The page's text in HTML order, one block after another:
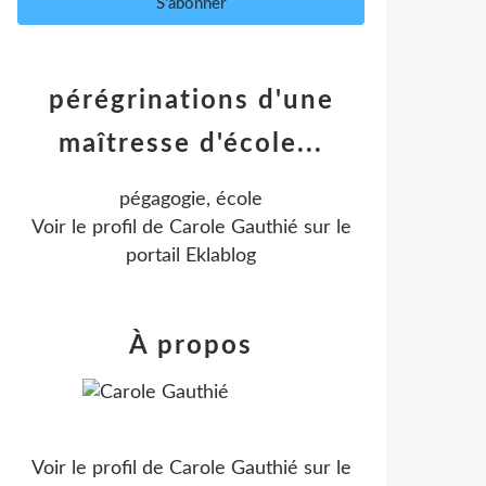
pérégrinations d'une
maîtresse d'école...
pégagogie, école
Voir le profil de Carole Gauthié sur le
portail Eklablog
À propos
Voir le profil de Carole Gauthié sur le